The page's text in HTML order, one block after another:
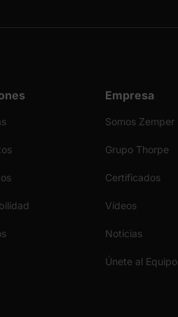
Empresa
Somos Zemper
Grupo Thorpe
Certificados
Vídeos
Noticias
Únete al Equipo